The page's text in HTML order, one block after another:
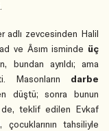
adlı zevcesinden Halil
ve Âsım isminde üç
bundan ayrıldı; ama
Masonların darbe
düştü; sonra bunun
teklif edilen Evkaf
çocuklarının tahsiliyle